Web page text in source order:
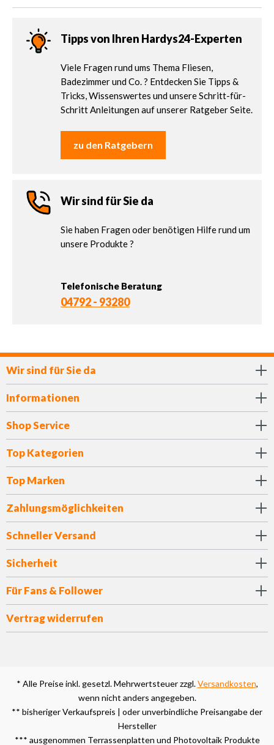
Tipps von Ihren Hardys24-Experten
Viele Fragen rund ums Thema Fliesen,
Badezimmer und Co. ? Entdecken Sie Tipps &
Tricks, Wissenswertes und unsere Schritt-für-
Schritt Anleitungen auf unserer Ratgeber Seite.
zu den Ratgebern
Wir sind für Sie da
Sie haben Fragen oder benötigen Hilfe rund um
unsere Produkte ?
Telefonische Beratung
04792 - 93280
Wir sind für Sie da
Informationen
Shop Service
Top Kategorien
Top Marken
Zahlungsmöglichkeiten
Schneller Versand
Sicherheit
Für Fans & Follower
Vertrag widerrufen
* Alle Preise inkl. gesetzl. Mehrwertsteuer zzgl.Versandkosten,
wenn nicht anders angegeben.
** bisheriger Verkaufspreis | oder unverbindliche Preisangabe der
Hersteller
*** ausgenommen Terrassenplatten und Photovoltaik Produkte